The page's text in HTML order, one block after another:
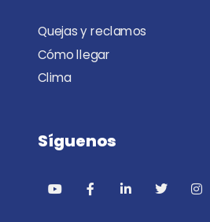
Quejas y reclamos
Cómo llegar
Clima
Síguenos